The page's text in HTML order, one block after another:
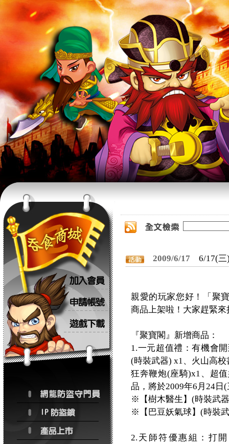
2009/6/17 6/17(
親愛的玩家您好！「聚
商品上架啦！大家趕緊
『聚寶閣』新增商品：
1.一元超值禮：有機會
(時裝武器) x1、火山高
狂奔鞭炮(座騎)x1、超
品，將於2009年6月24日
※【樹木醫生】(時裝武
※【巴豆妖氣球】(時裝
2.天師符優惠組：打